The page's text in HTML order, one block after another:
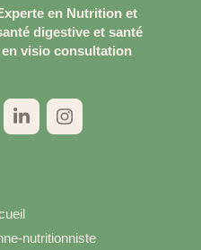
en Nutrition et
digestive et santé
visio consultation
nutritionniste